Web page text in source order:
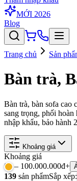
MỚI 2026
Blog
Trang chủ Sản
Bàn trà,
Bàn trà, bàn sofa cao
sang trọng, phối
nhập khẩu, bảo hành
Khoảng giá
Khoảng giá
0đ – 100.000.000đ+
139 sản phẩmSắp xếp: